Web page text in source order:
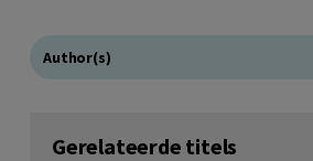
Author(s)
Gerelateerde titels